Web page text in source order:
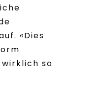
«Dies
so